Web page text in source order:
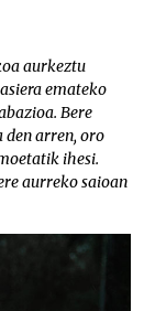
aurkeztu
emateko
Bere
arren, oro
ihesi.
aurreko saioan